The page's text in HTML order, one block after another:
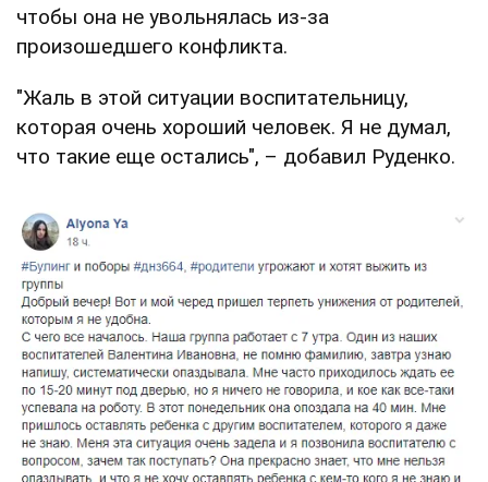
чтобы она не увольнялась из-за
произошедшего конфликта.
"Жаль в этой ситуации воспитательницу,
которая очень хороший человек. Я не думал,
что такие еще остались", – добавил Руденко.